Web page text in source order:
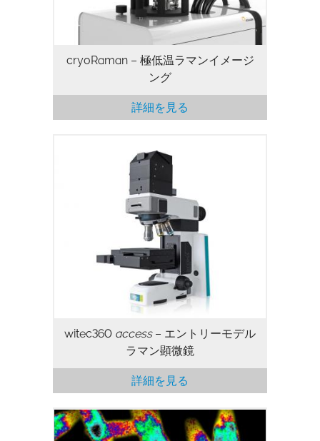
cryoRaman – 極低温ラマンイメージ
ング
詳細を見る
witec360 access– エントリーモデル
ラマン顕微鏡
詳細を見る